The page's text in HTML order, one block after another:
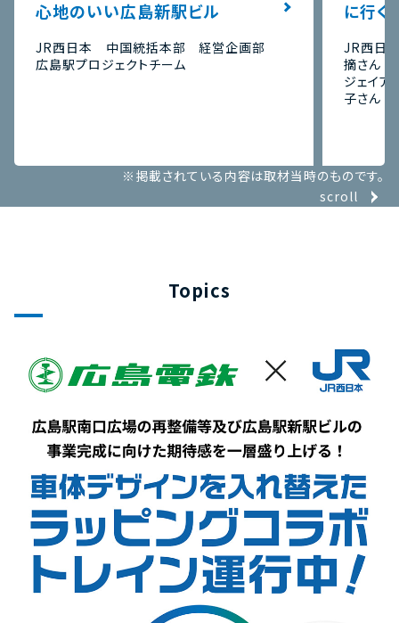
心地のいい広島新駅ビル
JR西日本 中国統括本部 経営企画部
広島駅プロジェクトチーム
に行く
JR西日
摘さん
ジェイア
子さん
※掲載されている内容は取材当時のものです。
scroll
Topics